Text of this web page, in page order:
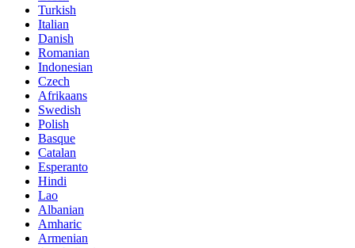
Turkish
Italian
Danish
Romanian
Indonesian
Czech
Afrikaans
Swedish
Polish
Basque
Catalan
Esperanto
Hindi
Lao
Albanian
Amharic
Armenian